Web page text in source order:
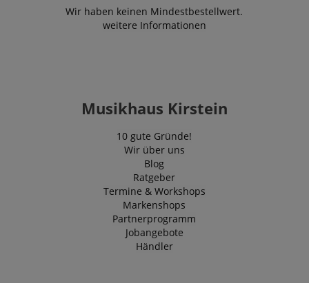
Wir haben keinen Mindestbestellwert.
weitere Informationen
Musikhaus Kirstein
10 gute Gründe!
Wir über uns
Blog
Ratgeber
Termine & Workshops
Markenshops
Partnerprogramm
Jobangebote
Händler
etc.).
Google-
Datenschutzerklärung